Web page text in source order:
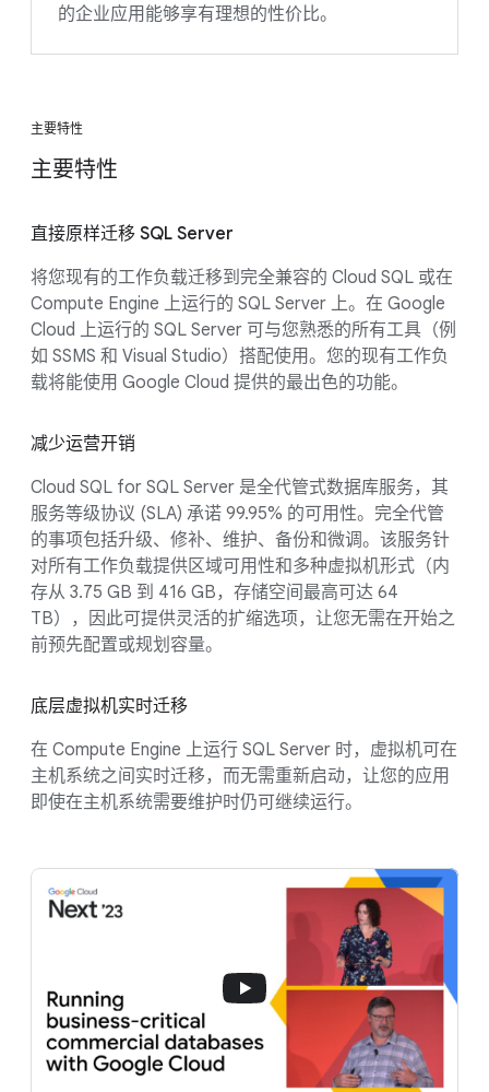
的企业应用能够享有理想的性价比。
主要特性
主要特性
直接原样迁移 SQL Server
将您现有的工作负载迁移到完全兼容的 Cloud SQL 或在
Compute Engine 上运行的 SQL Server 上。在 Google
Cloud 上运行的 SQL Server 可与您熟悉的所有工具（例
如 SSMS 和 Visual Studio）搭配使用。您的现有工作负
载将能使用 Google Cloud 提供的最出色的功能。
减少运营开销
Cloud SQL for SQL Server 是全代管式数据库服务，其
服务等级协议 (SLA) 承诺 99.95% 的可用性。完全代管
的事项包括升级、修补、维护、备份和微调。该服务针
对所有工作负载提供区域可用性和多种虚拟机形式（内
存从 3.75 GB 到 416 GB，存储空间最高可达 64
TB），因此可提供灵活的扩缩选项，让您无需在开始之
前预先配置或规划容量。
底层虚拟机实时迁移
在 Compute Engine 上运行 SQL Server 时，虚拟机可在
主机系统之间实时迁移，而无需重新启动，让您的应用
即使在主机系统需要维护时仍可继续运行。